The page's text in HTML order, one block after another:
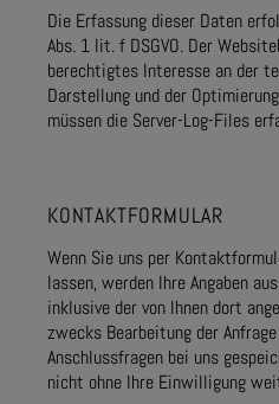
Die Erfassung dieser Daten
Abs. 1 lit. f DSGVO. Der
berechtigtes Interesse an der
Darstellung und der
müssen die Server-Log-Files
KONTAKTFORMULAR
Wenn Sie uns per
lassen, werden Ihre Angaben
inklusive der von Ihnen dort
zwecks Bearbeitung der
Anschlussfragen bei uns
nicht ohne Ihre Einwilligung